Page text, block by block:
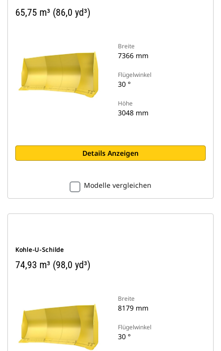
65,75 m³ (86,0 yd³)
Breite
7366 mm
Flügelwinkel
30 °
Höhe
3048 mm
Details Anzeigen
Modelle vergleichen
Kohle-U-Schilde
74,93 m³ (98,0 yd³)
Breite
8179 mm
Flügelwinkel
30 °